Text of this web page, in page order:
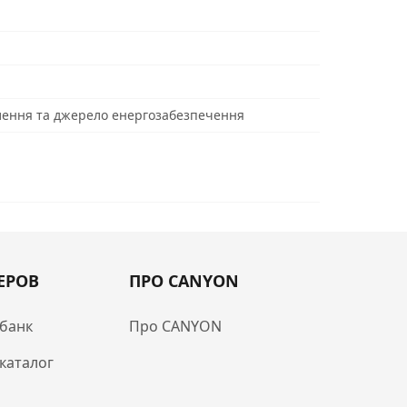
та джерело енергозабезпечення
ПРО CANYON
Про CANYON